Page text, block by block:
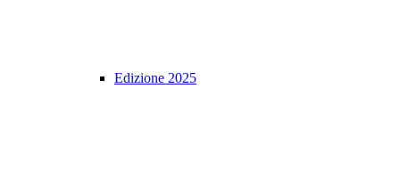
Edizione 2025